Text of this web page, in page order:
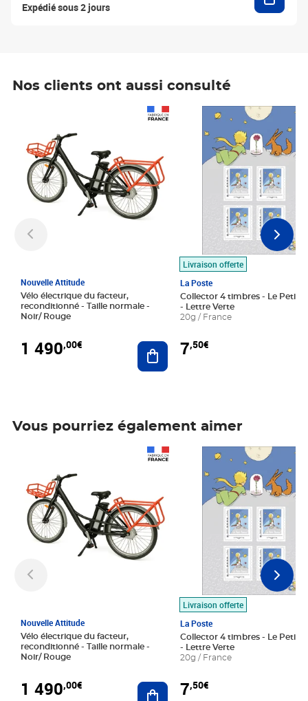
Expédié sous 2 jours
Nos clients ont aussi consulté
Nouvelle Attitude
Vélo électrique du facteur,
reconditionné - Taille normale -
Noir/ Rouge
1 490,00€ Ajouter au panier
Livraison offerte
La Poste
Collector 4 timbres - Le Petit
- Lettre Verte
20g / France
7,50€
Prix 7,50€
Vous pourriez également aimer
Nouvelle Attitude
Vélo électrique du facteur,
reconditionné - Taille normale -
Noir/ Rouge
1 490,00€ Ajouter au panier
Livraison offerte
La Poste
Collector 4 timbres - Le Petit
- Lettre Verte
20g / France
7,50€
Prix 7,50€